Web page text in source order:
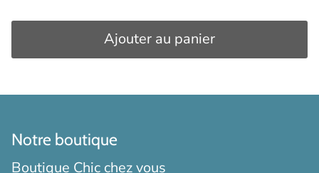
Ajouter au panier
Notre boutique
Boutique Chic chez vous